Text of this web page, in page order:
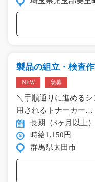
製品の組立・検査
NEW 急募
＼手順通りに進める
用されるトナーカー…
長期（3ヶ月以上）
時給1,150円
群馬県太田市